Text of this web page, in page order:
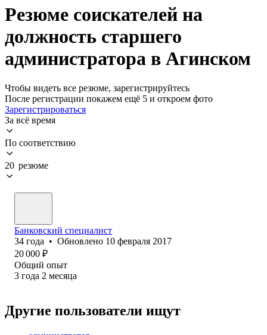
Резюме соискателей на
должность старшего
администратора в Агинском
Чтобы видеть все резюме, зарегистрируйтесь
После регистрации покажем ещё 5 и откроем фото
Зарегистрироваться
За всё время
По соответствию
20 резюме
Банковский специалист
34 года • Обновлено 10 февраля 2017
20 000 ₽
Общий опыт
3 года 2 месяца
Другие пользователи ищут